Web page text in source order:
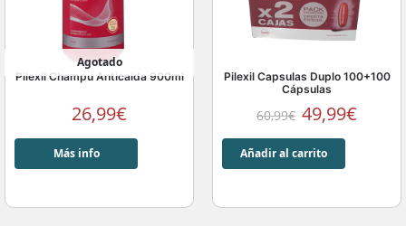
Agotado
Pilexil Champu Anticaida 900ml
26,99€
Más info
Pilexil Capsulas Duplo 100+100
Cápsulas
60,99€ 49,99€
Añadir al carrito